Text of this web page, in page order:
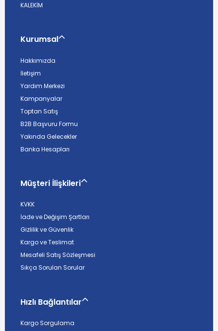
KALEKİM
Kurumsal
Hakkımızda
İletişim
Yardım Merkezi
Kampanyalar
Toptan Satış
B2B Başvuru Formu
Yakında Gelecekler
Banka Hesapları
Müşteri İlişkileri
KVKK
İade ve Değişim Şartları
Gizlilik ve Güvenlik
Kargo ve Teslimat
Mesafeli Satış Sözleşmesi
Sıkça Sorulan Sorular
Hızlı Bağlantılar
Kargo Sorgulama